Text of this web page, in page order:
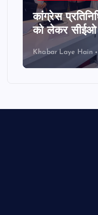
कांग्रेस
को लेकर
Khabar Laye Hain